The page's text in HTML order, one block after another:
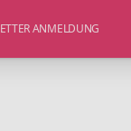
ANMELDUNG